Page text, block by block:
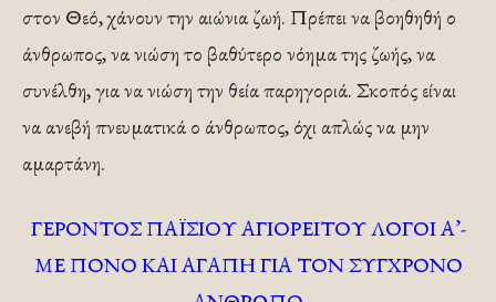
στον Θεό, χάνουν την αιώνια ζωή. Πρέπει να βοηθηθή ο
άνθρωπος, να νιώση το βαθύτερο νόημα της ζωής, να
συνέλθη, για να νιώση την θεία παρηγοριά. Σκοπός είναι
να ανεβή πνευματικά ο άνθρωπος, όχι απλώς να μην
αμαρτάνη.
ΓΕΡΟΝΤΟΣ ΠΑΪΣΙΟΥ ΑΓΙΟΡΕΙΤΟΥ ΛΟΓΟΙ Α’-
ΜΕ ΠΟΝΟ ΚΑΙ ΑΓΑΠΗ ΓΙΑ ΤΟΝ ΣΥΓΧΡΟΝΟ